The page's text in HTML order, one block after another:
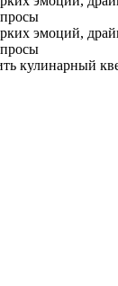
эмоций,
кулинарный